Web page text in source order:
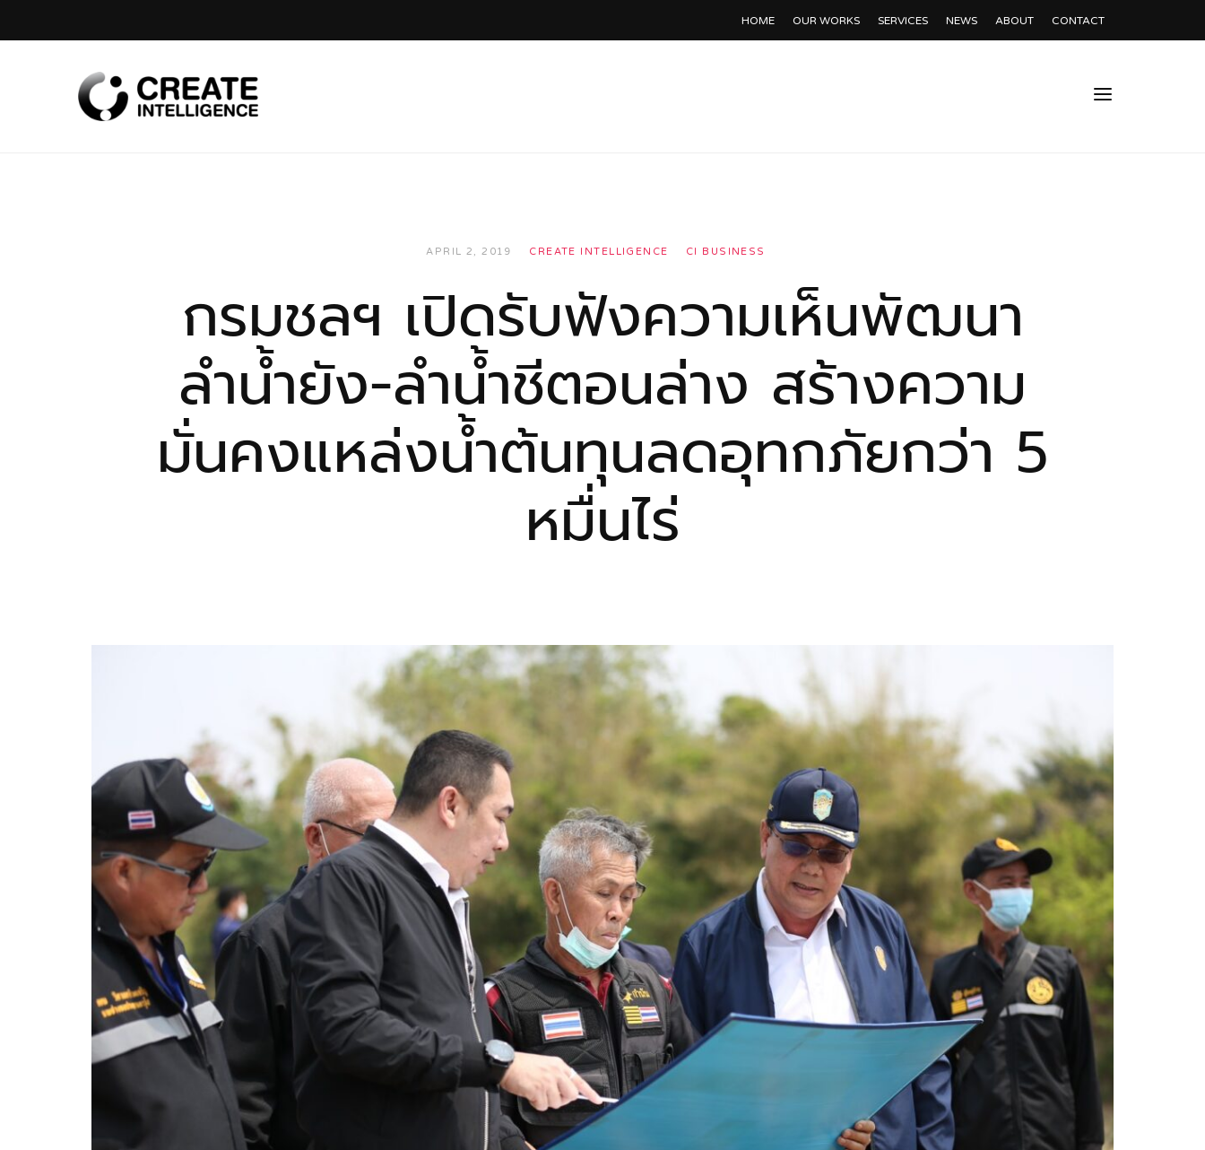
HOME OUR WORKS SERVICES NEWS ABOUT CONTACT
APRIL 2, 2019 CREATE INTELLIGENCE CI BUSINESS
กรมชลฯ เปิดรับฟังความเห็นพัฒนา
ลำน้ำยัง-ลำน้ำชีตอนล่าง สร้างความ
มั่นคงแหล่งน้ำต้นทุนลดอุทกภัยกว่า 5
หมื่นไร่